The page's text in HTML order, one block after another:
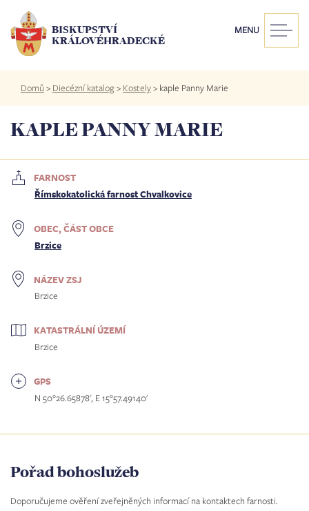
hlavnímu
obsahu
BISKUPSTVÍ
KRÁLOVÉHRADECKÉ
MENU
Drobečková
navigace
Domů > Diecézní katalog> Kostely> kaple Panny Marie
KAPLE PANNY MARIE
FARNOST
Římskokatolická farnost Chvalkovice
OBEC, ČÁST OBCE
Brzice
NÁZEV ZSJ
Brzice
KATASTRÁLNÍ ÚZEMÍ
Brzice
GPS
N 50°26.65878', E 15°57.49140'
Pořad bohoslužeb
Doporučujeme ověření zveřejněných informací na kontaktech farnosti.